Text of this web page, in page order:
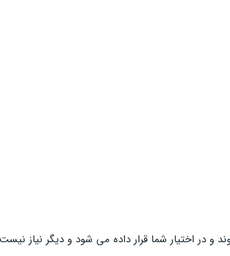
در اختیار شما قرار داده می شود و دیگر نیاز